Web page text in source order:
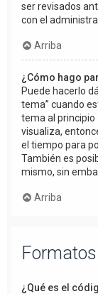
ser revisados
con el
Arriba
¿Cómo hago
Puede hacerlo
tema” cuando
tema al principio
visualiza,
el tiempo para
También es
mismo, sin
Arriba
¿Qué es el